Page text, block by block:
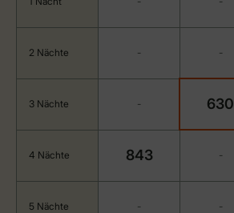
2 Nächte - -
3 Nächte - 630
4 Nächte 843 -
5 Nächte - -